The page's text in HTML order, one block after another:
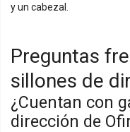
y un cabezal.
Preguntas
sillones de
¿Cuentan con
dirección de